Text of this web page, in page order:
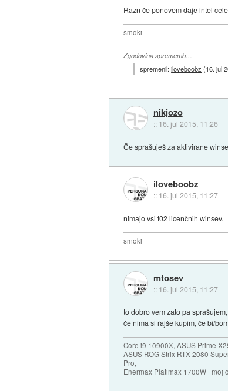
Razn če ponovem daje intel
smoki
Zgodovina sprememb…
spremenil:iloveboobz (16. jul
nikjozo
:: 16. jul 2015, 11:26
Če sprašuješ za aktivirane
iloveboobz
:: 16. jul 2015, 11:27
nimajo vsi t02 licenčnih winsev.
smoki
mtosev
:: 16. jul 2015, 11:27
to dobro vem zato pa
če nima si rajše kupim, če bi/
Core i9 10900X, ASUS Prime
ASUS ROG Strix RTX 2080
Pro,
Enermax Platimax 1700W |